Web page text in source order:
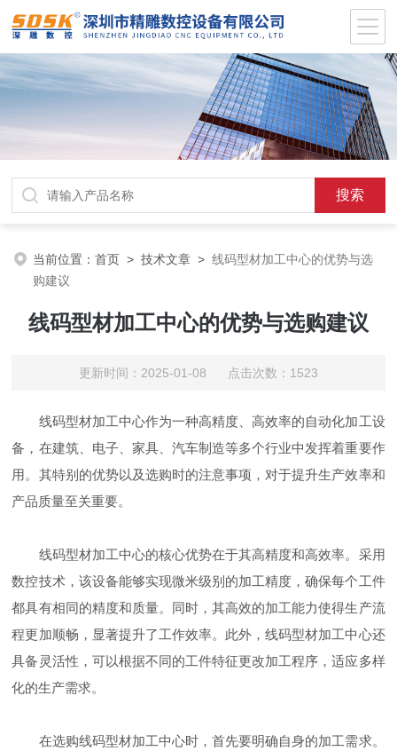
当前位置：首页 >技术文章 >线码型材加工中心的优势与选
购建议
线码型材加工中心的优势与选购建议
更新时间：2025-01-08 点击次数：1523
线码型材加工中心作为一种高精度、高效率的自动化加工设
备，在建筑、电子、家具、汽车制造等多个行业中发挥着重要作
用。其特别的优势以及选购时的注意事项，对于提升生产效率和
产品质量至关重要。
线码型材加工中心的核心优势在于其高精度和高效率。采用
数控技术，该设备能够实现微米级别的加工精度，确保每个工件
都具有相同的精度和质量。同时，其高效的加工能力使得生产流
程更加顺畅，显著提升了工作效率。此外，线码型材加工中心还
具备灵活性，可以根据不同的工件特征更改加工程序，适应多样
化的生产需求。
在选购线码型材加工中心时，首先要明确自身的加工需求。